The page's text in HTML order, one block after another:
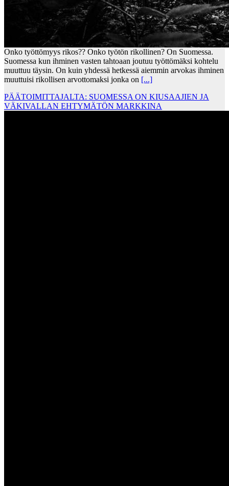
Onko työttömyys rikos?? Onko työtön rikollinen? On Suomessa.
Suomessa kun ihminen vasten tahtoaan joutuu työttömäksi kohtelu
muuttuu täysin. On kuin yhdessä hetkessä aiemmin arvokas ihminen
muuttuisi rikollisen arvottomaksi jonka on [...]
PÄÄTOIMITTAJALTA: SUOMESSA ON KIUSAAJIEN JA
VÄKIVALLAN EHTYMÄTÖN MARKKINA